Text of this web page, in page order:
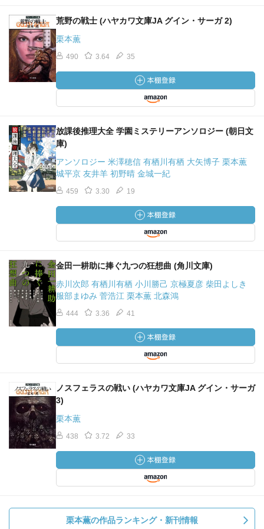
荒野の戦士 (ハヤカワ文庫JA グイン・サーガ 2)
栗本薫
490 3.64 35
放課後推理大全 学園ミステリーアンソロジー (朝日文
庫)
アンソロジー 米澤穂信 有栖川有栖 大矢博子 栗本薫
城平京 友井羊 初野晴 金城一紀
459 3.30 19
金田一耕助に捧ぐ九つの狂想曲 (角川文庫)
赤川次郎 有栖川有栖 小川勝己 京極夏彦 柴田よしき
服部まゆみ 菅浩江 栗本薫 北森鴻
444 3.36 41
ノスフェラスの戦い (ハヤカワ文庫JA グイン・サーガ
3)
栗本薫
438 3.72 33
栗本薫の作品ランキング・新刊情報